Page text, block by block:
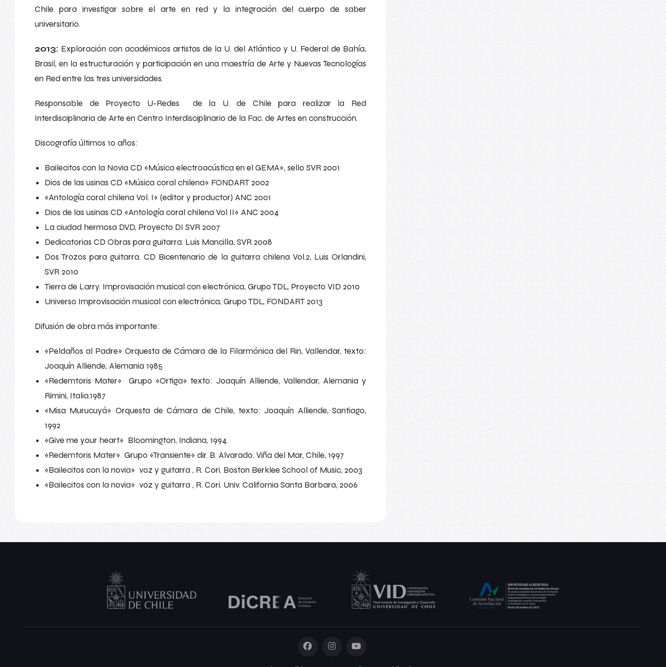
Chile para investigar sobre el arte en red y la integración del cuerpo de saber
universitario.
2013: Exploración con académicos artistas de la U. del Atlántico y U. Federal de Bahía,
Brasil, en la estructuración y participación en una maestría de Arte y Nuevas Tecnologías
en Red entre las tres universidades.
Responsable de Proyecto U-Redes de la U. de Chile para realizar la Red
Interdisciplinaria de Arte en Centro Interdisciplinario de la Fac. de Artes en construcción.
Discografía últimos 10 años:
Bailecitos con la Novia CD «Música electroacústica en el GEMA», sello SVR 2001
Dios de las usinas CD «Música coral chilena» FONDART 2002
«Antología coral chilena Vol. I» (editor y productor) ANC 2001
Dios de las usinas CD «Antología coral chilena Vol II» ANC 2004
La ciudad hermosa DVD, Proyecto DI SVR 2007
Dedicatorias CD Obras para guitarra. Luis Mancilla, SVR 2008
Dos Trozos para guitarra. CD Bicentenario de la guitarra chilena Vol.2, Luis Orlandini,
SVR 2010
Tierra de Larry. Improvisación musical con electrónica, Grupo TDL, Proyecto VID 2010
Universo Improvisación musical con electrónica, Grupo TDL, FONDART 2013
Difusión de obra más importante:
«Peldaños al Padre» Orquesta de Cámara de la Filarmónica del Rin, Vallendar, texto:
Joaquín Alliende, Alemania 1985
«Redemtoris Mater» Grupo «Ortiga» texto: Joaquín Alliende, Vallendar, Alemania y
Rimini, Italia.1987
«Misa Murucuyá» Orquesta de Cámara de Chile, texto: Joaquín Alliende, Santiago,
1992
«Give me your heart» Bloomington, Indiana, 1994
«Redemtoris Mater» Grupo «Transiente» dir. B. Alvarado. Viña del Mar, Chile, 1997
«Bailecitos con la novia» voz y guitarra , R. Cori. Boston Berklee School of Music, 2003
«Bailecitos con la novia» voz y guitarra , R. Cori. Univ. California Santa Barbara, 2006